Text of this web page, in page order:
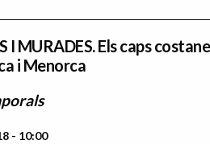
I MURADES. Els caps
i Menorca
- 10:00